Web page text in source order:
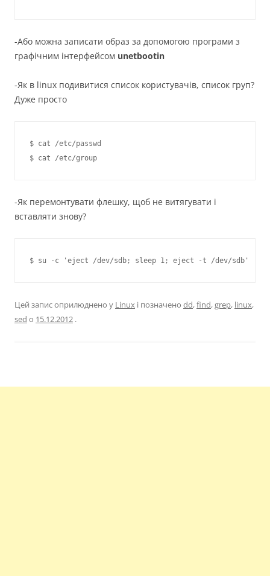
-Або можна записати образ за допомогою програми з
графічним інтерфейсом unetbootin
-Як в linux подивитися список користувачів, список груп?
Дуже просто
$ cat /etc/passwd
-Як перемонтувати флешку, щоб не витягувати і
вставляти знову?
Цей запис оприлюднено у Linux і позначено dd,find,grep, linux,
sed о 15.12.2012 .